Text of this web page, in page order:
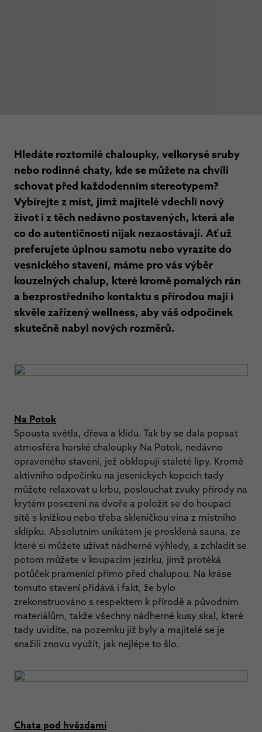
Hledáte roztomilé chaloupky, velkorysé sruby
nebo rodinné chaty, kde se můžete na chvíli
schovat před každodenním stereotypem?
Vybírejte z míst, jimž majitelé vdechli nový
život i z těch nedávno postavených, která ale
co do autentičnosti nijak nezaostávají. Ať už
preferujete úplnou samotu nebo vyrazíte do
vesnického stavení, máme pro vás výběr
kouzelných chalup, které kromě pomalých rán
a bezprostředního kontaktu s přírodou mají i
skvěle zařízený wellness, aby váš odpočinek
skutečně nabyl nových rozměrů.
Na Potok
Spousta světla, dřeva a klidu. Tak by se dala popsat
atmosféra horské chaloupky Na Potok, nedávno
opraveného stavení, jež obklopují staleté lípy. Kromě
aktivního odpočinku na jesenických kopcích tady
můžete relaxovat u krbu, poslouchat zvuky přírody na
krytém posezení na dvoře a položit se do houpací
sítě s knížkou nebo třeba skleničkou vína z místního
sklípku. Absolutním unikátem je prosklená sauna, ze
které si můžete užívat nádherné výhledy, a zchladit se
potom můžete v koupacím jezírku, jímž protéká
potůček pramenící přímo před chalupou. Na kráse
tomuto stavení přidává i fakt, že bylo
zrekonstruováno s respektem k přírodě a původním
materiálům, takže všechny nádherné kusy skal, které
tady uvidíte, na pozemku již byly a majitelé se je
snažili znovu využít, jak nejlépe to šlo.
Chata pod hvězdami